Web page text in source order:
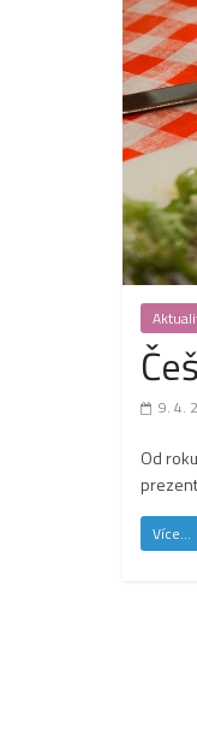
9. 4.
Od
Více...